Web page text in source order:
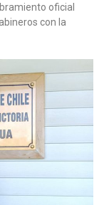
oficial
con la